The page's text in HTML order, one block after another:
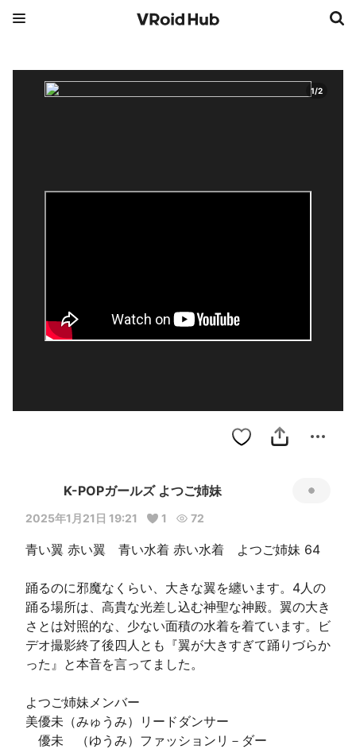
1/2
K-POPガールズ よつご姉妹
2025年1月21日 19:21 1 72
青い翼 赤い翼　青い水着 赤い水着　よつご姉妹 64
踊るのに邪魔なくらい、大きな翼を纏います。4人の
踊る場所は、高貴な光差し込む神聖な神殿。翼の大き
さとは対照的な、少ない面積の水着を着ています。ビ
デオ撮影終了後四人とも『翼が大きすぎて踊りづらか
った』と本音を言ってました。
よつご姉妹メンバー
美優未（みゅうみ）リードダンサー
優未　（ゆうみ）ファッションリ－ダー